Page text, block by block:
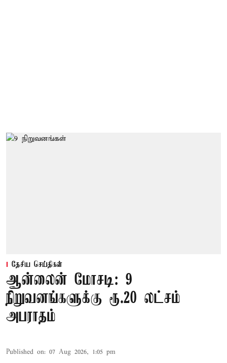
தேசிய செய்திகள்
ஆன்லைன் மோசடி: 9
நிறுவனங்களுக்கு ரூ.20 லட்சம்
அபராதம்
Published on: 07 Aug 2026, 1:05 pm